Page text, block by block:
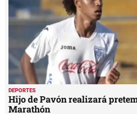
DEPORTES
Hijo de Pavón realizará
Marathón